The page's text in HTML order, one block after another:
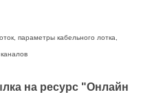
параметры кабельного лотка,
на ресурс "Онлайн